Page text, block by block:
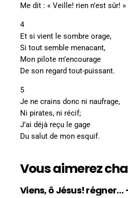
Me dit : « Veille! rien n’est sûr! »
4
Et si vient le sombre orage,
Si tout semble menacant,
Mon pilote m’encourage
De son regard tout-puissant.
5
Je ne crains donc ni naufrage,
Ni pirates, ni récif;
J’ai déjà reçu le gage
Du salut de mon esquif.
Vous aimerez
Viens, ô Jésus! régner…